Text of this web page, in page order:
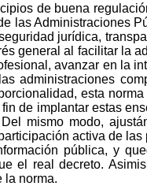
de buena
las Administraciones
jurídica,
general al facilitar la
avanzar en la
administraciones
esta
de implantar estas
mismo modo,
activa de
pública, y
el real decreto.
la norma.